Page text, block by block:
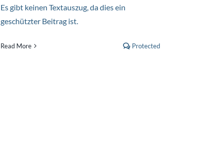
Es gibt keinen Textauszug, da dies ein
geschützter Beitrag ist.
Read More Protected